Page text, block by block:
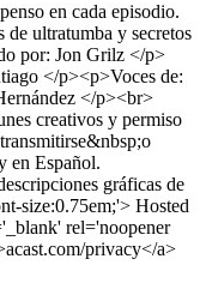
en cada episodio.
de ultratumba y secretos
por: Jon Grilz </p>
</p><p>Voces de:
</p><br>
creativos y permiso
en Español.
gráficas de
size:0.75em;'> Hosted
rel='noopener
privacy</a>